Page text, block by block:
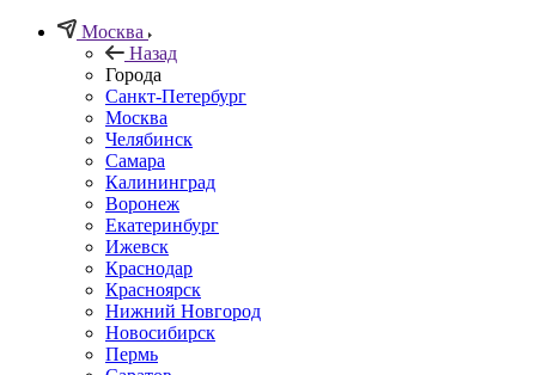
Москва
Назад
Города
Санкт-Петербург
Москва
Челябинск
Самара
Калининград
Воронеж
Екатеринбург
Ижевск
Краснодар
Красноярск
Нижний Новгород
Новосибирск
Пермь